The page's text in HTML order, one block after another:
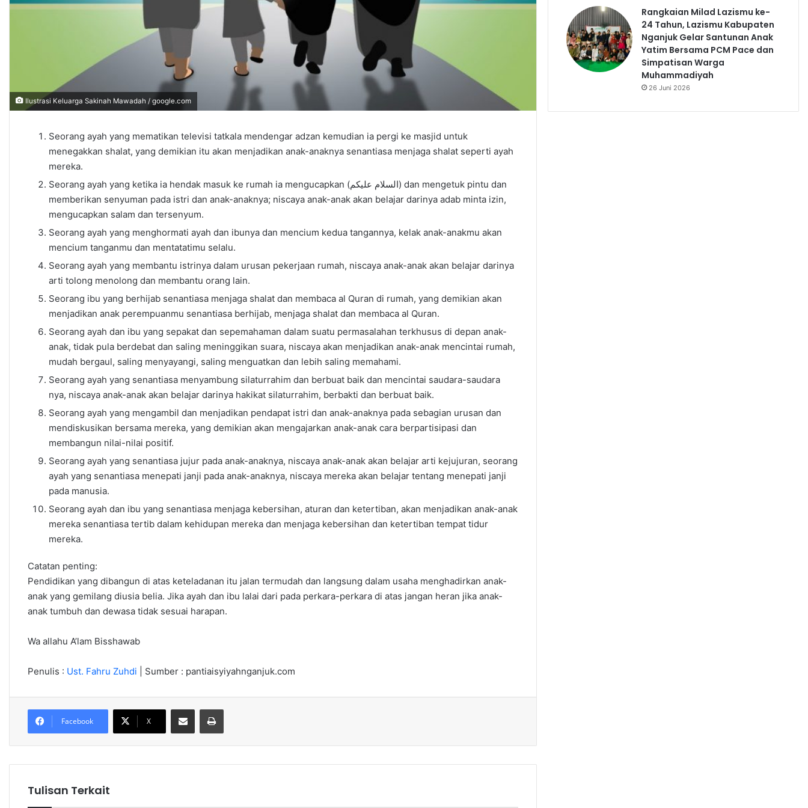
Ilustrasi Keluarga Sakinah Mawadah / google.com
Seorang ayah yang mematikan televisi tatkala mendengar adzan kemudian ia pergi ke masjid untuk
menegakkan shalat, yang demikian itu akan menjadikan anak-anaknya senantiasa menjaga shalat seperti ayah
mereka.
Seorang ayah yang ketika ia hendak masuk ke rumah ia mengucapkan (السلام عليكم) dan mengetuk pintu dan
memberikan senyuman pada istri dan anak-anaknya; niscaya anak-anak akan belajar darinya adab minta izin,
mengucapkan salam dan tersenyum.
Seorang ayah yang menghormati ayah dan ibunya dan mencium kedua tangannya, kelak anak-anakmu akan
mencium tanganmu dan mentatatimu selalu.
Seorang ayah yang membantu istrinya dalam urusan pekerjaan rumah, niscaya anak-anak akan belajar darinya
arti tolong menolong dan membantu orang lain.
Seorang ibu yang berhijab senantiasa menjaga shalat dan membaca al Quran di rumah, yang demikian akan
menjadikan anak perempuanmu senantiasa berhijab, menjaga shalat dan membaca al Quran.
Seorang ayah dan ibu yang sepakat dan sepemahaman dalam suatu permasalahan terkhusus di depan anak-
anak, tidak pula berdebat dan saling meninggikan suara, niscaya akan menjadikan anak-anak mencintai rumah,
mudah bergaul, saling menyayangi, saling menguatkan dan lebih saling memahami.
Seorang ayah yang senantiasa menyambung silaturrahim dan berbuat baik dan mencintai saudara-saudara
nya, niscaya anak-anak akan belajar darinya hakikat silaturrahim, berbakti dan berbuat baik.
Seorang ayah yang mengambil dan menjadikan pendapat istri dan anak-anaknya pada sebagian urusan dan
mendiskusikan bersama mereka, yang demikian akan mengajarkan anak-anak cara berpartisipasi dan
membangun nilai-nilai positif.
Seorang ayah yang senantiasa jujur pada anak-anaknya, niscaya anak-anak akan belajar arti kejujuran, seorang
ayah yang senantiasa menepati janji pada anak-anaknya, niscaya mereka akan belajar tentang menepati janji
pada manusia.
Seorang ayah dan ibu yang senantiasa menjaga kebersihan, aturan dan ketertiban, akan menjadikan anak-anak
mereka senantiasa tertib dalam kehidupan mereka dan menjaga kebersihan dan ketertiban tempat tidur
mereka.
Catatan penting:
Pendidikan yang dibangun di atas keteladanan itu jalan termudah dan langsung dalam usaha menghadirkan anak-
anak yang gemilang diusia belia. Jika ayah dan ibu lalai dari pada perkara-perkara di atas jangan heran jika anak-
anak tumbuh dan dewasa tidak sesuai harapan.
Wa allahu A’lam Bisshawab
Penulis : Ust. Fahru Zuhdi | Sumber : pantiaisyiyahnganjuk.com
Facebook X
Share via Email Cetak
Tulisan Terkait
Rangkaian Milad Lazismu ke-
24 Tahun, Lazismu Kabupaten
Nganjuk Gelar Santunan Anak
Yatim Bersama PCM Pace dan
Simpatisan Warga
Muhammadiyah
26 Juni 2026